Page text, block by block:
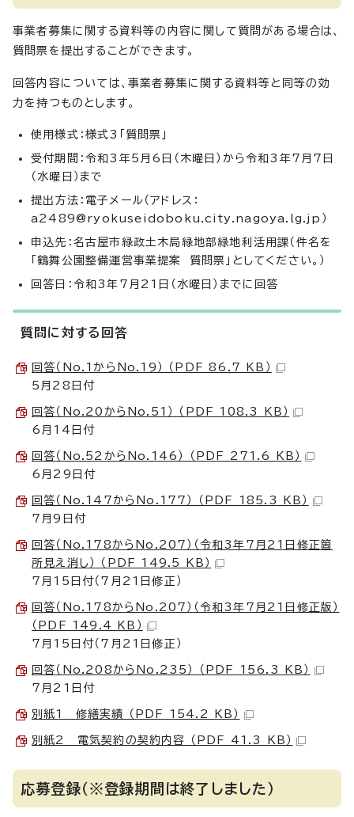
事業者募集に関する資料等の内容に関して質問がある場合は、
質問票を提出することができます。
回答内容については、事業者募集に関する資料等と同等の効
力を持つものとします。
使用様式：様式3「質問票」
受付期間：令和3年5月6日（木曜日）から令和3年7月7日
（水曜日）まで
提出方法：電子メール（アドレス：
a2489@ryokuseidoboku.city.nagoya.lg.jp）
申込先：名古屋市緑政土木局緑地部緑地利活用課（件名を
「鶴舞公園整備運営事業提案 質問票」としてください。）
回答日：令和3年7月21日（水曜日）までに回答
質問に対する回答
回答（No.1からNo.19） （PDF 86.7 KB）
5月28日付
回答（No.20からNo.51） （PDF 108.3 KB）
6月14日付
回答（No.52からNo.146） （PDF 271.6 KB）
6月29日付
回答（No.147からNo.177） （PDF 185.3 KB）
7月9日付
回答（No.178からNo.207）（令和3年7月21日修正箇
所見え消し） （PDF 149.5 KB）
7月15日付（7月21日修正）
回答（No.178からNo.207）（令和3年7月21日修正版）
（PDF 149.4 KB）
7月15日付（7月21日修正）
回答（No.208からNo.235） （PDF 156.3 KB）
7月21日付
別紙1 修繕実績 （PDF 154.2 KB）
別紙2 電気契約の契約内容 （PDF 41.3 KB）
応募登録（※登録期間は終了しました）